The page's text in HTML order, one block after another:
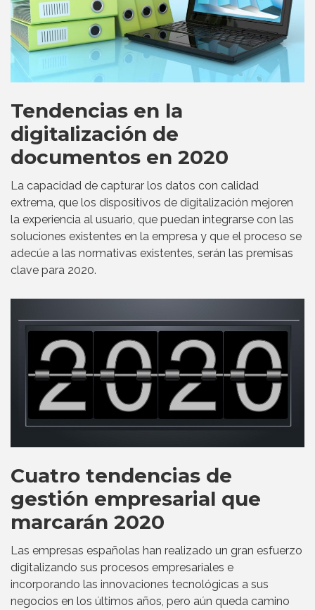
Tendencias en la
digitalización de
documentos en 2020
La capacidad de capturar los datos con calidad
extrema, que los dispositivos de digitalización mejoren
la experiencia al usuario, que puedan integrarse con las
soluciones existentes en la empresa y que el proceso se
adecúe a las normativas existentes, serán las premisas
clave para 2020.
Cuatro tendencias de
gestión empresarial que
marcarán 2020
Las empresas españolas han realizado un gran esfuerzo
digitalizando sus procesos empresariales e
incorporando las innovaciones tecnológicas a sus
negocios en los últimos años, pero aún queda camino